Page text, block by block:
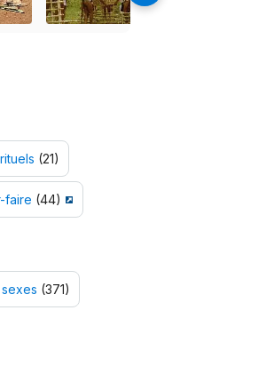
(21)
faire (44)
(371)